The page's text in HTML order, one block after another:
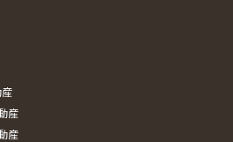
産
産